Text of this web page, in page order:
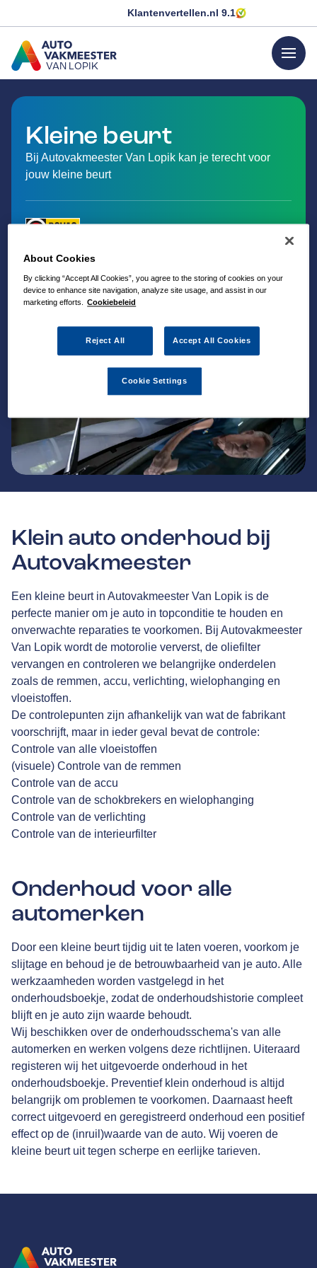
Klantenvertellen.nl 9.1
VAN LOPIK
GA NAAR DE HOMEPAGINA
menu
Kleine beurt
Bij Autovakmeester Van Lopik kan je terecht voor
jouw kleine beurt
Klein auto onderhoud bij
Autovakmeester
Een kleine beurt in Autovakmeester Van Lopik is de
perfecte manier om je auto in topconditie te houden en
onverwachte reparaties te voorkomen. Bij Autovakmeester
Van Lopik wordt de motorolie ververst, de oliefilter
vervangen en controleren we belangrijke onderdelen
zoals de remmen, accu, verlichting, wielophanging en
vloeistoffen.
De controlepunten zijn afhankelijk van wat de fabrikant
voorschrijft, maar in ieder geval bevat de controle:
Controle van alle vloeistoffen
(visuele) Controle van de remmen
Controle van de accu
Controle van de schokbrekers en wielophanging
Controle van de verlichting
Controle van de interieurfilter
Onderhoud voor alle
automerken
Door een kleine beurt tijdig uit te laten voeren, voorkom je
slijtage en behoud je de betrouwbaarheid van je auto. Alle
werkzaamheden worden vastgelegd in het
onderhoudsboekje, zodat de onderhoudshistorie compleet
blijft en je auto zijn waarde behoudt.
Wij beschikken over de onderhoudsschema's van alle
automerken en werken volgens deze richtlijnen. Uiteraard
registeren wij het uitgevoerde onderhoud in het
onderhoudsboekje. Preventief klein onderhoud is altijd
belangrijk om problemen te voorkomen. Daarnaast heeft
correct uitgevoerd en geregistreerd onderhoud een positief
effect op de (inruil)waarde van de auto. Wij voeren de
kleine beurt uit tegen scherpe en eerlijke tarieven.
About Cookies
By clicking “Accept All Cookies”, you agree to the storing of cookies on your
device to enhance site navigation, analyze site usage, and assist in our
marketing efforts. Cookiebeleid
Reject All Accept All Cookies
Cookie Settings